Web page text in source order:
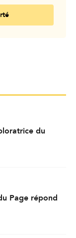
du
Page répond